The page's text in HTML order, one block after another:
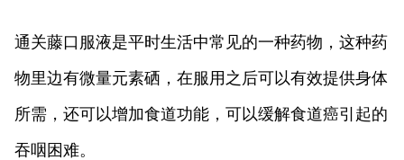
通关藤口服液是平时生活中常见的一种药物，这种药
物里边有微量元素硒，在服用之后可以有效提供身体
所需，还可以增加食道功能，可以缓解食道癌引起的
吞咽困难。